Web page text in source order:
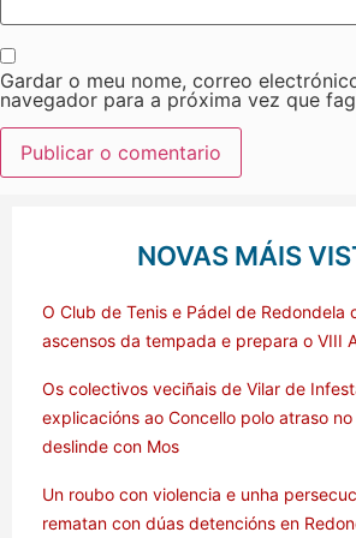
Gardar o meu nome, correo
navegador para a próxima vez que
NOVAS MÁIS
O Club de Tenis e Pádel de Redondela
ascensos da tempada e prepara o VIII
Os colectivos veciñais de Vilar de
explicacións ao Concello polo atraso
deslinde con Mos
Un roubo con violencia e unha
rematan con dúas detencións en